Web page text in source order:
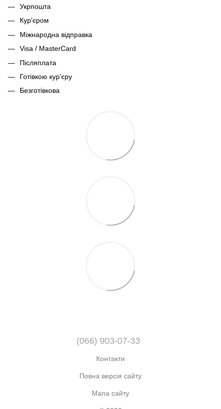
Укрпошта
Кур'єром
Міжнародна відправка
Visa / MasterCard
Післяплата
Готівкою кур'єру
Безготівкова
(066) 903-07-33
Контакти
Повна версія сайту
Мапа сайту